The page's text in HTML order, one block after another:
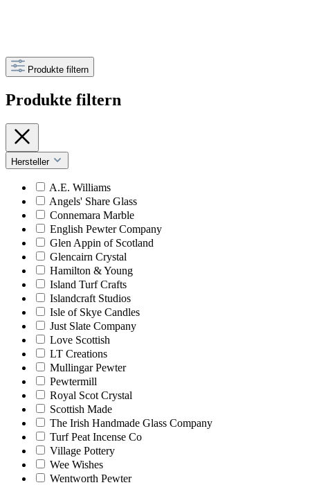
Produkte filtern
Produkte filtern
Hersteller
A.E. Williams
Angels' Share Glass
Connemara Marble
English Pewter Company
Glen Appin of Scotland
Glencairn Crystal
Hamilton & Young
Island Turf Crafts
Islandcraft Studios
Isle of Skye Candles
Just Slate Company
Love Scottish
LT Creations
Mullingar Pewter
Pewtermill
Royal Scot Crystal
Scottish Made
The Irish Handmade Glass Company
Turf Peat Incense Co
Village Pottery
Wee Wishes
Wentworth Pewter